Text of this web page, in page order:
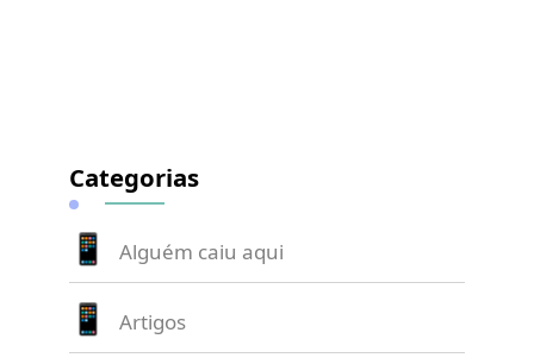
Categorias
Alguém caiu aqui
Artigos